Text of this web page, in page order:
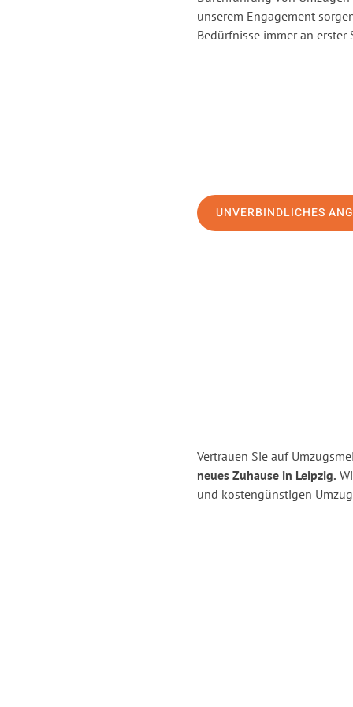
unserem Engagement
Bedürfnisse immer an erster
UNVERBINDLICHES
Vertrauen Sie auf
neues Zuhause in Leipzig.
und kostengünstigen